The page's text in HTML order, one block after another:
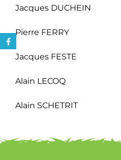
Jacques DUCHEIN
Pierre FERRY
Jacques FESTE
Alain LECOQ
Alain SCHETRIT